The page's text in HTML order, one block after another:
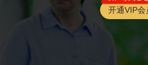
开通VIP会